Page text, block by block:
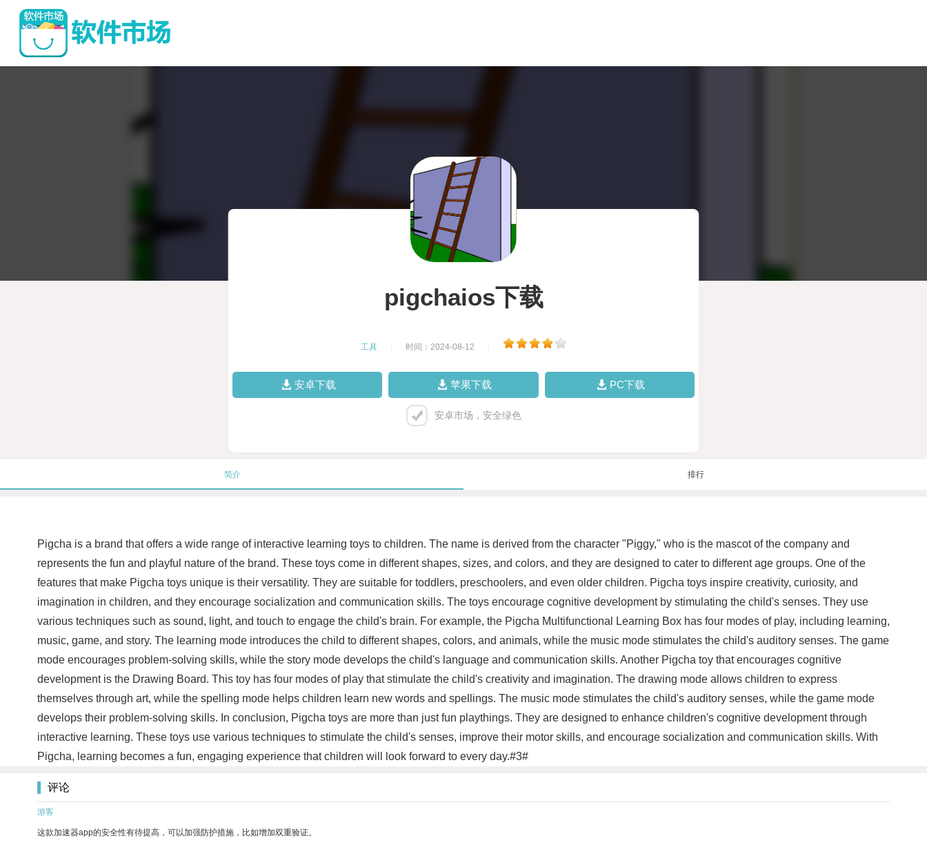
pigchaios下载
工具 时间：2024-08-12
安卓下载 苹果下载 PC下载
安卓市场，安全绿色
简介 排行
Pigcha is a brand that offers a wide range of interactive learning toys to children. The name is derived from the character "Piggy," who is the mascot of the company and
represents the fun and playful nature of the brand. These toys come in different shapes, sizes, and colors, and they are designed to cater to different age groups. One of the
features that make Pigcha toys unique is their versatility. They are suitable for toddlers, preschoolers, and even older children. Pigcha toys inspire creativity, curiosity, and
imagination in children, and they encourage socialization and communication skills. The toys encourage cognitive development by stimulating the child's senses. They use
various techniques such as sound, light, and touch to engage the child's brain. For example, the Pigcha Multifunctional Learning Box has four modes of play, including learning,
music, game, and story. The learning mode introduces the child to different shapes, colors, and animals, while the music mode stimulates the child's auditory senses. The game
mode encourages problem-solving skills, while the story mode develops the child's language and communication skills. Another Pigcha toy that encourages cognitive
development is the Drawing Board. This toy has four modes of play that stimulate the child's creativity and imagination. The drawing mode allows children to express
themselves through art, while the spelling mode helps children learn new words and spellings. The music mode stimulates the child's auditory senses, while the game mode
develops their problem-solving skills. In conclusion, Pigcha toys are more than just fun playthings. They are designed to enhance children's cognitive development through
interactive learning. These toys use various techniques to stimulate the child's senses, improve their motor skills, and encourage socialization and communication skills. With
Pigcha, learning becomes a fun, engaging experience that children will look forward to every day.#3#
评论
游客
这款加速器app的安全性有待提高，可以加强防护措施，比如增加双重验证。